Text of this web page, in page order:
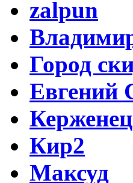
zalpun
Город
Евгений
Кир2
Максуд